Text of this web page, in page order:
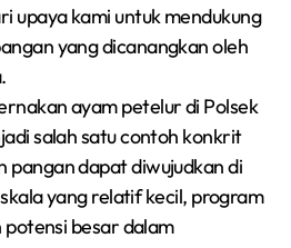
upaya kami untuk mendukung
yang dicanangkan oleh
ayam petelur di Polsek
salah satu contoh konkrit
pangan dapat diwujudkan di
yang relatif kecil, program
besar dalam